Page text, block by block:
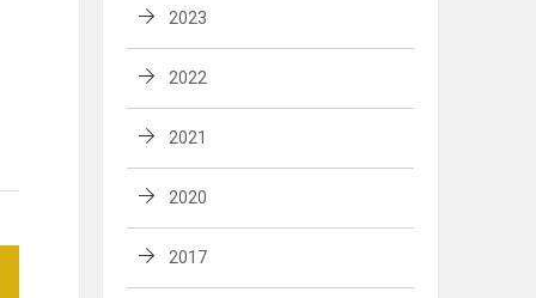
2023
2022
2021
2020
2017